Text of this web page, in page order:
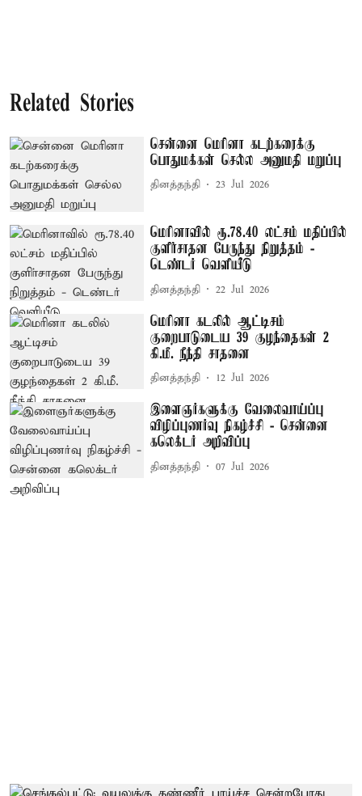
Related Stories
சென்னை மெரினா கடற்கரைக்கு
பொதுமக்கள் செல்ல அனுமதி மறுப்பு
தினத்தந்தி 23 Jul 2026
மெரினாவில் ரூ.78.40 லட்சம் மதிப்பில்
குளிா்சாதன பேருந்து நிறுத்தம் -
டெண்டர் வெளியீடு
தினத்தந்தி 22 Jul 2026
மெரினா கடலில் ஆட்டிசம்
குறைபாடுடைய 39 குழந்தைகள் 2
கி.மீ. நீந்தி சாதனை
தினத்தந்தி 12 Jul 2026
இளைஞர்களுக்கு வேலைவாய்ப்பு
விழிப்புணர்வு நிகழ்ச்சி - சென்னை
கலெக்டர் அறிவிப்பு
தினத்தந்தி 07 Jul 2026